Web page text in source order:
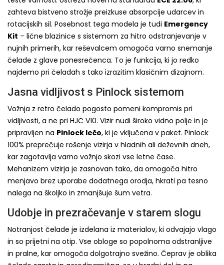
zahteva bistveno strožje preizkuse absorpcije udarcev in
rotacijskih sil. Posebnost tega modela je tudi Emergency
Kit – lične blazinice s sistemom za hitro odstranjevanje v
nujnih primerih, kar reševalcem omogoča varno snemanje
čelade z glave ponesrečenca. To je funkcija, ki jo redko
najdemo pri čeladah s tako izrazitim klasičnim dizajnom.
Jasna vidljivost s Pinlock sistemom
Vožnja z retro čelado pogosto pomeni kompromis pri
vidljivosti, a ne pri HJC V10. Vizir nudi široko vidno polje in je
pripravljen na Pinlock lečo, ki je vključena v paket. Pinlock
100% preprečuje rošenje vizirja v hladnih ali deževnih dneh,
kar zagotavlja varno vožnjo skozi vse letne čase.
Mehanizem vizirja je zasnovan tako, da omogoča hitro
menjavo brez uporabe dodatnega orodja, hkrati pa tesno
nalega na školjko in zmanjšuje šum vetra.
Udobje in prezračevanje v starem slogu
Notranjost čelade je izdelana iz materialov, ki odvajajo vlago
in so prijetni na otip. Vse obloge so popolnoma odstranljive
in pralne, kar omogoča dolgotrajno svežino. Čeprav je oblika